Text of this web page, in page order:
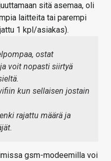
sitä asemaa, oli
laitteita tai parempi
1 kpl/asiakas).
ostat
voit nopasti siirtyä
kun sellaisen jostain
rajattu määrä ja
gsm-modeemilla voi